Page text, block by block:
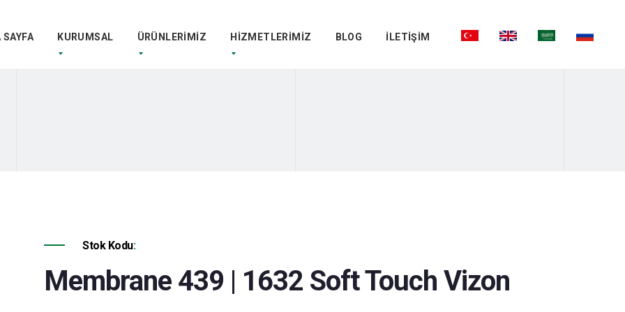
SAYFA KURUMSAL ÜRÜNLERİMİZ HİZMETLERİMİZ BLOG İLETİŞİM
Stok Kodu:
Membrane 439 | 1632 Soft Touch Vizon